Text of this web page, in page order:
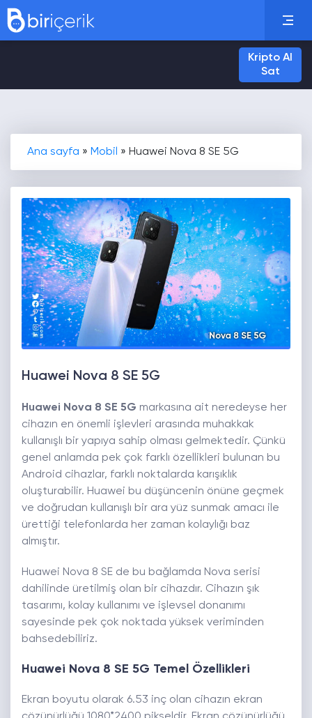
Kripto Al
Sat
Ana sayfa » Mobil » Huawei Nova 8 SE 5G
Huawei Nova 8 SE 5G
Huawei Nova 8 SE 5G markasına ait neredeyse her
cihazın en önemli işlevleri arasında muhakkak
kullanışlı bir yapıya sahip olması gelmektedir. Çünkü
genel anlamda pek çok farklı özellikleri bulunan bu
Android cihazlar, farklı noktalarda karışıklık
oluşturabilir. Huawei bu düşüncenin önüne geçmek
ve doğrudan kullanışlı bir ara yüz sunmak amacı ile
ürettiği telefonlarda her zaman kolaylığı baz
almıştır.
Huawei Nova 8 SE de bu bağlamda Nova serisi
dahilinde üretilmiş olan bir cihazdır. Cihazın şık
tasarımı, kolay kullanımı ve işlevsel donanımı
sayesinde pek çok noktada yüksek veriminden
bahsedebiliriz.
Huawei Nova 8 SE 5G Temel Özellikleri
Ekran boyutu olarak 6.53 inç olan cihazın ekran